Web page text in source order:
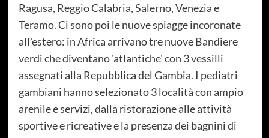
Ragusa, Reggio Calabria, Salerno, Venezia e
Teramo. Ci sono poi le nuove spiagge incoronate
all'estero: in Africa arrivano tre nuove Bandiere
verdi che diventano 'atlantiche' con 3 vessilli
assegnati alla Repubblica del Gambia. I pediatri
gambiani hanno selezionato 3 località con ampio
arenile e servizi, dalla ristorazione alle attività
sportive e ricreative e la presenza dei bagnini di